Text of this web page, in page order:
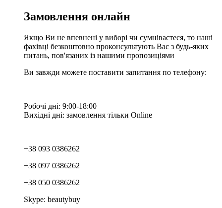
Замовлення онлайн
Якщо Ви не впевнені у виборі чи сумніваєтеся, то наші
фахівці безкоштовно проконсультують Вас з будь-яких
питань, пов'язаних із нашими пропозиціями
Ви завжди можете поставити запитання по телефону:
Робочі дні: 9:00-18:00
Вихідні дні: замовлення тільки Online
+38 093 0386262
+38 097 0386262
+38 050 0386262
Skype: beautybuy